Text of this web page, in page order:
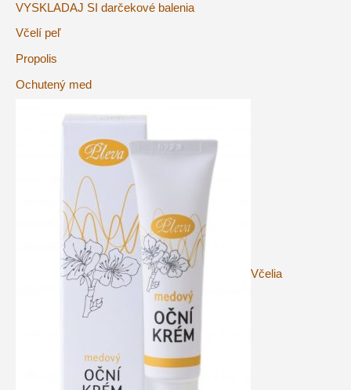
VYSKLADAJ SI darčekové balenia
Včelí peľ
Propolis
Ochutený med
Včelia